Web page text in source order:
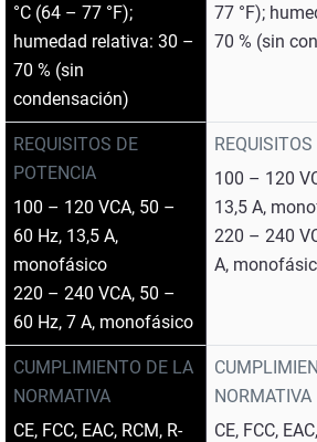
°C (64 – 77 °F);
humedad relativa: 30 –
70 % (sin
condensación)
REQUISITOS DE
POTENCIA
100 – 120 VCA, 50 –
60 Hz, 13,5 A,
monofásico
220 – 240 VCA, 50 –
60 Hz, 7 A, monofásico
CUMPLIMIENTO DE LA
NORMATIVA
CE, FCC, EAC, RCM, R-
77 °F);
70 % (sin
100 – 120
13,5 A,
220 – 240
A,
NORMATIVA
CE, FCC,